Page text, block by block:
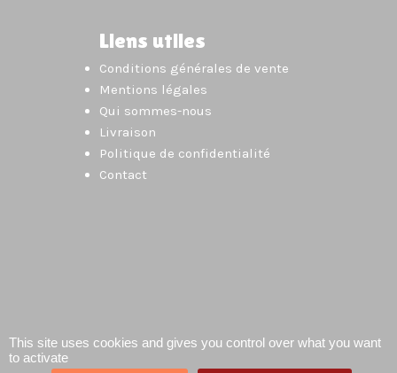
Liens utiles
Conditions générales de vente
Mentions légales
Qui sommes-nous
Livraison
Politique de confidentialité
Contact
This site uses cookies and gives you control over what you want
to activate